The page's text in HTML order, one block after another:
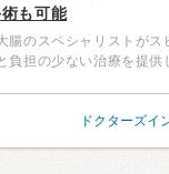
も可能
腸のスペシャリストがス
負担の少ない治療を提供
ドクターズイ